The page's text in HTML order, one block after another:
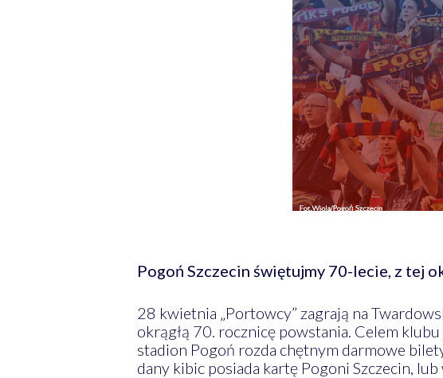
Pogoń Szczecin świętujmy 70-lecie, z tej
28 kwietnia „Portowcy” zagrają na
okrągłą 70. rocznicę powstania. Celem
stadion Pogoń rozda chętnym darmowe
dany kibic posiada kartę Pogoni Szczecin,